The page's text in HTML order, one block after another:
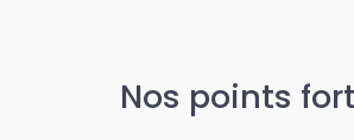
Nos points